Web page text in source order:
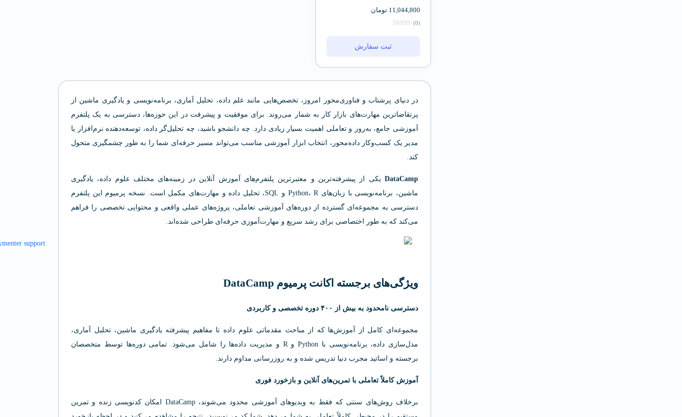
11,044,800 تومان
(0)
ثبت سفارش
در دنیای پرشتاب و فناوری‌محور امروز، تخصص‌هایی مانند علم داده، تحلیل آماری، برنامه‌نویسی و یادگیری ماشین از
پرتقاضاترین مهارت‌های بازار کار به شمار می‌روند. برای موفقیت و پیشرفت در این حوزه‌ها، دسترسی به یک پلتفرم
آموزشی جامع، به‌روز و تعاملی اهمیت بسیار زیادی دارد. چه دانشجو باشید، چه تحلیل‌گر داده، توسعه‌دهنده نرم‌افزار یا
مدیر یک کسب‌وکار داده‌محور، انتخاب ابزار آموزشی مناسب می‌تواند مسیر حرفه‌ای شما را به طور چشمگیری متحول
کند.
DataCamp یکی از پیشرفته‌ترین و معتبرترین پلتفرم‌های آموزش آنلاین در زمینه‌های مختلف علوم داده، یادگیری
ماشین، برنامه‌نویسی با زبان‌های Python، R و SQL، تحلیل داده و مهارت‌های مکمل است. نسخه پرمیوم این پلتفرم
دسترسی به مجموعه‌ای گسترده از دوره‌های آموزشی تعاملی، پروژه‌های عملی واقعی و محتوایی تخصصی را فراهم
می‌کند که به طور اختصاصی برای رشد سریع و مهارت‌آموزی حرفه‌ای طراحی شده‌اند.
ویژگی‌های برجسته اکانت پرمیوم DataCamp
دسترسی نامحدود به بیش از ۴۰۰ دوره تخصصی و کاربردی
مجموعه‌ای کامل از آموزش‌ها که از مباحث مقدماتی علوم داده تا مفاهیم پیشرفته یادگیری ماشین، تحلیل آماری،
مدل‌سازی داده، برنامه‌نویسی با Python و R و مدیریت داده‌ها را شامل می‌شود. تمامی دوره‌ها توسط متخصصان
برجسته و اساتید مجرب دنیا تدریس شده و به روزرسانی مداوم دارند.
آموزش کاملاً تعاملی با تمرین‌های آنلاین و بازخورد فوری
برخلاف روش‌های سنتی که فقط به ویدیوهای آموزشی محدود می‌شوند، DataCamp امکان کدنویسی زنده و تمرین